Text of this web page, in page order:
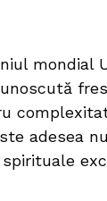
mondial
adesea